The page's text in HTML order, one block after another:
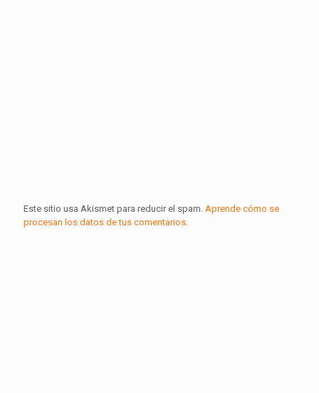
Este sitio usa Akismet para reducir el spam. Aprende cómo se
procesan los datos de tus comentarios.